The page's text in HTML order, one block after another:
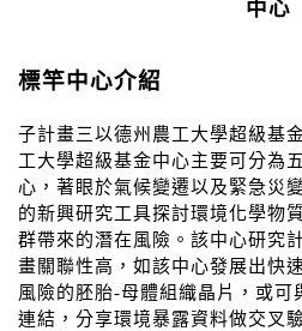
中心
標竿中心介紹
子計畫三以德州農工大學超級基
工大學超級基金中心主要可分為
心，著眼於氣候變遷以及緊急災
的新興研究工具探討環境化學物
群帶來的潛在風險。該中心研究
畫關聯性高，如該中心發展出快
風險的胚胎-母體組織晶片，或可
連結，分享環境暴露資料做交叉